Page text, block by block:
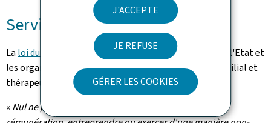
J'ACCEPTE
JE REFUSE
GÉRER LES COOKIES
Services agréés
La loi du 8 septembre 1998réglant les relations entre l'Etat et
les organismes œuvrant dans les domaines social, familial et
thérapeutique stipule en son article 1er:
« Nul ne peut, à titre principal ou accessoire et contre